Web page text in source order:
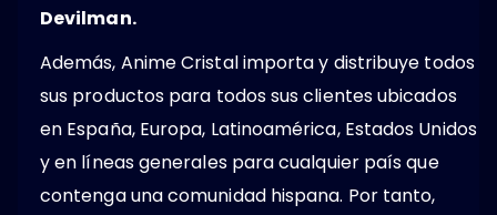
Devilman.
Además, Anime Cristal importa y distribuye todos
sus productos para todos sus clientes ubicados
en España, Europa, Latinoamérica, Estados Unidos
y en líneas generales para cualquier país que
contenga una comunidad hispana. Por tanto,